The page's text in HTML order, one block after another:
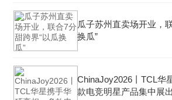
瓜子苏州直卖场开业，
换瓜”
ChinaJoy2026丨TCL华
款电竞明星产品集中展出